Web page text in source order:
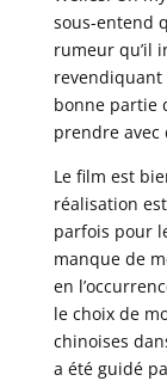
sous-entend
rumeur qu’il
revendiquant
bonne partie
prendre avec
Le film est
réalisation
parfois pour
manque de
en
le choix de
chinoises
a été guidé